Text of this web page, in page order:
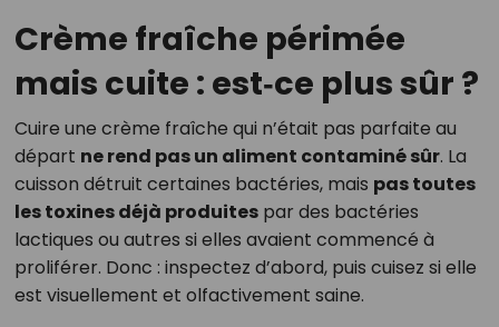
Crème fraîche périmée
mais cuite : est‑ce plus sûr ?
Cuire une crème fraîche qui n’était pas parfaite au
départ ne rend pas un aliment contaminé sûr. La
cuisson détruit certaines bactéries, mais pas toutes
les toxines déjà produitespar des bactéries
lactiques ou autres si elles avaient commencé à
proliférer. Donc : inspectez d’abord, puis cuisez si elle
est visuellement et olfactivement saine.